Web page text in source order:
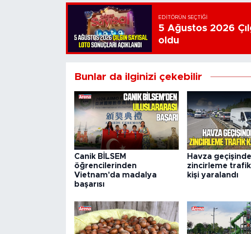
EDITÖRÜN SEÇTIĞI
5 Ağustos 2026
oldu
Bunlar da ilginizi çekebilir
Canik BİLSEM
öğrencilerinden
Vietnam'da madalya
başarısı
Havza geçişinde
zincirleme trafik
kişi yaralandı